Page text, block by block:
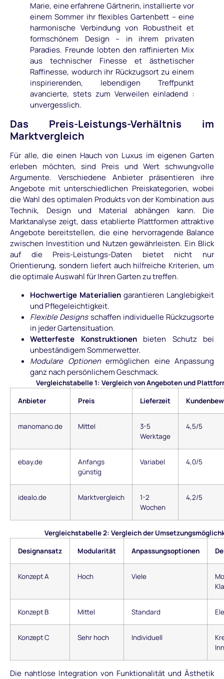
Marie, eine erfahrene Gärtnerin, installierte vor
einem Sommer ihr flexibles Gartenbett – eine
harmonische Verbindung von Robustheit et
formschönem Design – in ihrem privaten
Paradies. Freunde lobten den raffinierten Mix
aus technischer Finesse et ästhetischer
Raffinesse, wodurch ihr Rückzugsort zu einem
inspirierenden, lebendigen Treffpunkt
avancierte, stets zum Verweilen einladend :
unvergesslich.
Das Preis-Leistungs-Verhältnis im
Marktvergleich
Für alle, die einen Hauch von Luxus im eigenen Garten
erleben möchten, sind Preis und Wert schwungvolle
Argumente. Verschiedene Anbieter präsentieren ihre
Angebote mit unterschiedlichen Preiskategorien, wobei
die Wahl des optimalen Produkts von der Kombination aus
Technik, Design und Material abhängen kann. Die
Marktanalyse zeigt, dass etablierte Plattformen attraktive
Angebote bereitstellen, die eine hervorragende Balance
zwischen Investition und Nutzen gewährleisten. Ein Blick
auf die Preis-Leistungs-Daten bietet nicht nur
Orientierung, sondern liefert auch hilfreiche Kriterien, um
die optimale Auswahl für Ihren Garten zu treffen.
Hochwertige Materialien garantieren Langlebigkeit
und Pflegeleichtigkeit.
Flexible Designsschaffen individuelle Rückzugsorte
in jeder Gartensituation.
Wetterfeste Konstruktionenbieten Schutz bei
unbeständigem Sommerwetter.
Modulare Optionenermöglichen eine Anpassung
ganz nach persönlichem Geschmack.
Vergleichstabelle 1: Vergleich von Angeboten und
Anbieter
Preis Lieferzeit
manomano.de Mittel
3-5
Werktage
4,5/5
ebay.de
Anfangs
günstig
Variabel 4,0/5
idealo.de Marktvergleich
1-2
Wochen
4,2/5
Vergleichstabelle 2: Vergleich der
Designansatz
Modularität Anpassungsoptionen
Konzept A Hoch Viele
Konzept B Mittel Standard
Konzept C Sehr hoch Individuell
Die nahtlose Integration von Funktionalität und Ästhetik